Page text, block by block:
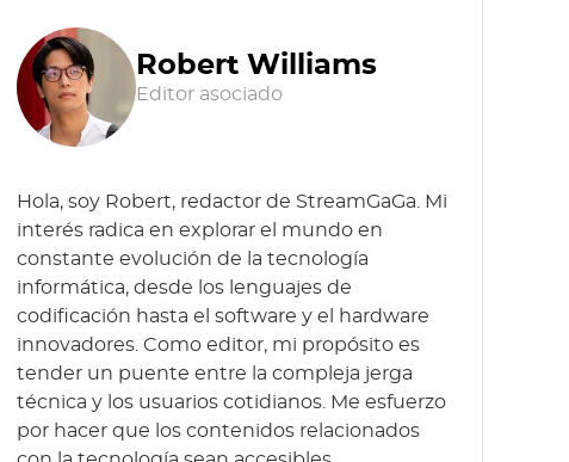
Robert Williams
Editor asociado
Hola, soy Robert, redactor de StreamGaGa. Mi
interés radica en explorar el mundo en
constante evolución de la tecnología
informática, desde los lenguajes de
codificación hasta el software y el hardware
innovadores. Como editor, mi propósito es
tender un puente entre la compleja jerga
técnica y los usuarios cotidianos. Me esfuerzo
por hacer que los contenidos relacionados